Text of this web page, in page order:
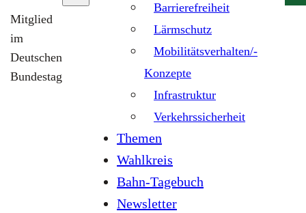
Mitglied
im
Deutschen
Bundestag
Barrierefreiheit
Lärmschutz
Mobilitätsverhalten/-
Konzepte
Infrastruktur
Verkehrssicherheit
Themen
Wahlkreis
Bahn-Tagebuch
Newsletter